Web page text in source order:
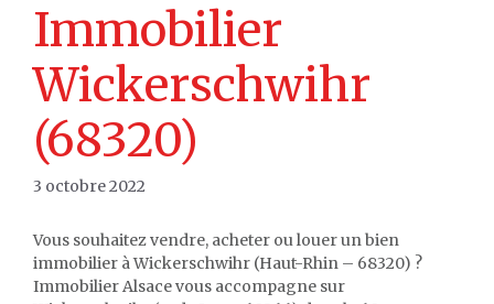
Immobilier
Wickerschwihr
(68320)
3 octobre 2022
Vous souhaitez vendre, acheter ou louer un bien
immobilier à Wickerschwihr (Haut-Rhin – 68320) ?
Immobilier Alsace vous accompagne sur